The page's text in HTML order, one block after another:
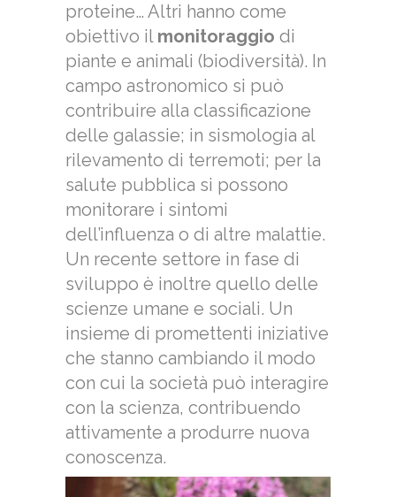
proteine… Altri hanno come
obiettivo il monitoraggio di
piante e animali (biodiversità). In
campo astronomico si può
contribuire alla classificazione
delle galassie; in sismologia al
rilevamento di terremoti; per la
salute pubblica si possono
monitorare i sintomi
dell’influenza o di altre malattie.
Un recente settore in fase di
sviluppo è inoltre quello delle
scienze umane e sociali. Un
insieme di promettenti iniziative
che stanno cambiando il modo
con cui la società può interagire
con la scienza, contribuendo
attivamente a produrre nuova
conoscenza.